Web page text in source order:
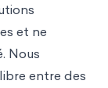
et ne
Nous
entre des